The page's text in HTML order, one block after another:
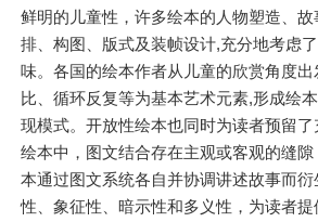
鲜明的儿童性，许多绘本的人物塑造、
排、构图、版式及装帧设计,充分地考虑
味。各国的绘本作者从儿童的欣赏角度
比、循环反复等为基本艺术元素,形成绘
现模式。开放性绘本也同时为读者预留
绘本中，图文结合存在主观或客观的缝
本通过图文系统各自并协调讲述故事而
性、象征性、暗示性和多义性，为读者